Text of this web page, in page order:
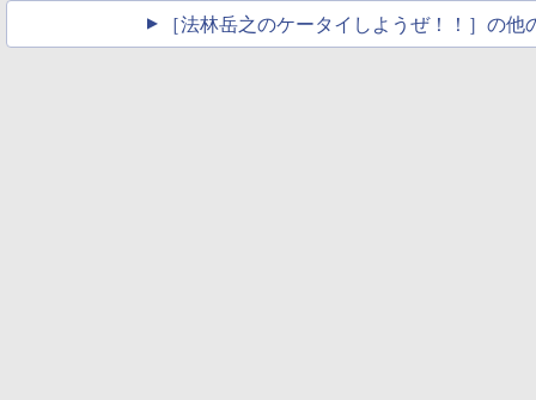
［法林岳之のケータイしようぜ！！］の他